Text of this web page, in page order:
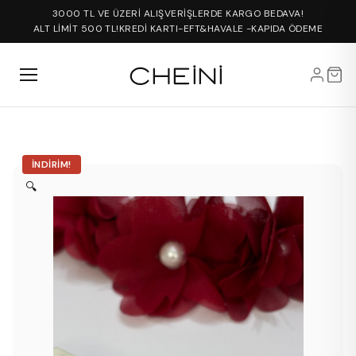
3000 TL VE ÜZERİ ALIŞVERİŞLERDE KARGO BEDAVA!
ALT LİMİT 500 TL!KREDİ KARTI-EFT&HAVALE -KAPIDA ÖDEME
İNDIRIM!
🔍